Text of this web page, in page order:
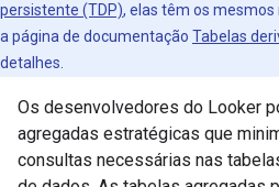
persistente (TDP), elas têm os mesmos
a página de documentação Tabelas
detalhes.
Os desenvolvedores do Looker
agregadas estratégicas que
consultas necessárias nas